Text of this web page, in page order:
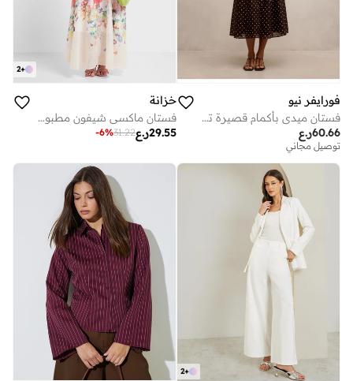
فورايفر نيو
فستان ميدي بأكمام قصيرة تيريز
ر.ع60.66
توصيل مجاني
+
2
خزانة
فستان ماكسي شيفون مطبوع بالزهور
ر.ع29.55
31.22
-6%
+
2